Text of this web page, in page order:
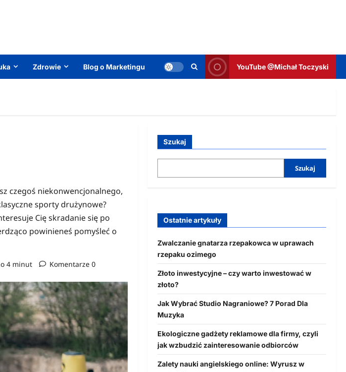
Zdrowie Blog o Marketingu YouTube @Michał Toczyski
czegoś niekonwencjonalnego,
sporty drużynowe?
Cię skradanie się po
powinieneś pomyśleć o
4 minut Komentarze 0
Szukaj
Szukaj
Ostatnie artykuły
Zwalczanie gnatarza rzepakowca w uprawach
rzepaku ozimego
Złoto inwestycyjne – czy warto inwestować w
złoto?
Jak Wybrać Studio Nagraniowe? 7 Porad Dla
Muzyka
Ekologiczne gadżety reklamowe dla firmy, czyli
jak wzbudzić zainteresowanie odbiorców
Zalety nauki angielskiego online: Wyrusz w